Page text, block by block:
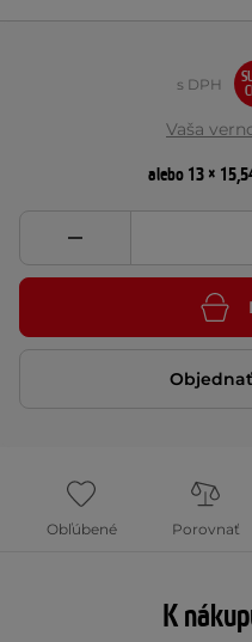
s DPH
Vaša
alebo 13 ×
Obľúbené Porovnať
K